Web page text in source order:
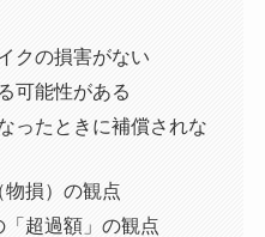
クの損害がない
可能性がある
ったときに補償されな
物損）の観点
「超過額」の観点